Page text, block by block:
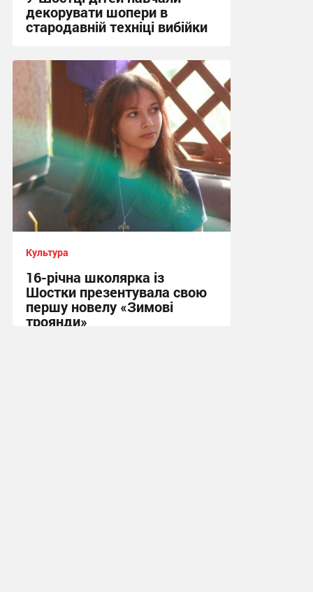
декорувати шопери в
стародавній техніці вибійки
13:56, 30.07.2026
Культура
16-річна школярка із
Шостки презентувала свою
першу новелу «Зимові
троянди»